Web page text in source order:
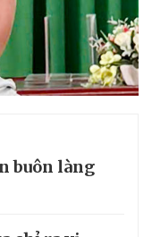
buôn làng